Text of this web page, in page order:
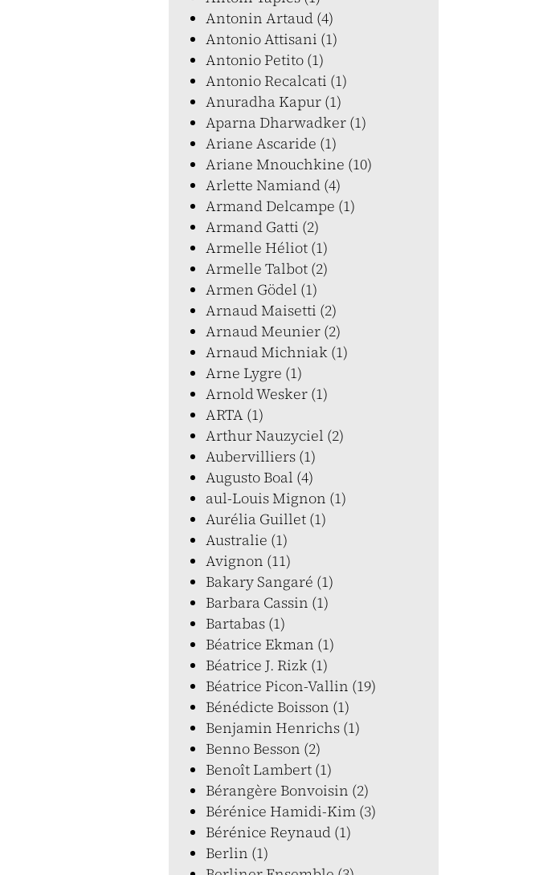
Antonin Artaud (4)
Antonio Attisani (1)
Antonio Petito (1)
Antonio Recalcati (1)
Anuradha Kapur (1)
Aparna Dharwadker (1)
Ariane Ascaride (1)
Ariane Mnouchkine (10)
Arlette Namiand (4)
Armand Delcampe (1)
Armand Gatti (2)
Armelle Héliot (1)
Armelle Talbot (2)
Armen Gödel (1)
Arnaud Maisetti (2)
Arnaud Meunier (2)
Arnaud Michniak (1)
Arne Lygre (1)
Arnold Wesker (1)
ARTA (1)
Arthur Nauzyciel (2)
Aubervilliers (1)
Augusto Boal (4)
aul-Louis Mignon (1)
Aurélia Guillet (1)
Australie (1)
Avignon (11)
Bakary Sangaré (1)
Barbara Cassin (1)
Bartabas (1)
Béatrice Ekman (1)
Béatrice J. Rizk (1)
Béatrice Picon-Vallin (19)
Bénédicte Boisson (1)
Benjamin Henrichs (1)
Benno Besson (2)
Benoît Lambert (1)
Bérangère Bonvoisin (2)
Bérénice Hamidi-Kim (3)
Bérénice Reynaud (1)
Berlin (1)